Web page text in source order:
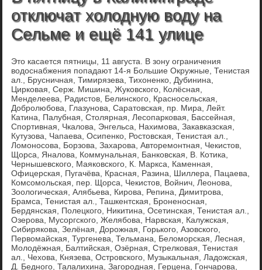
отключат холодную воду на
Сельме и ещё 141 улице
Это касается пятницы, 11 августа. В зону ограничения
водоснабжения попадают 14-я Большие Окружные, Тенистая
ал., Брусничная, Тимирязева, Тихоненко, Дубинина,
Цирковая, Серж. Мишина, Жуковского, Колёсная,
Менделеева, Радистов, Белинского, Красносельская,
Добролюбова, Глазунова, Саратовская, пр. Мира, Лейт.
Катина, Палубная, Столярная, Лесопарковая, Бассейная,
Спортивная, Чкалова, Энгельса, Нахимова, Закавказская,
Кутузова, Чапаева, Осипенко, Ростовская, Тенистая ал.,
Ломоносова, Борзова, Захарова, Авторемонтная, Чекистов,
Щорса, Яналова, Коммунальная, Банковская, В. Котика,
Чернышевского, Маяковского, К. Маркса, Каменная,
Офицерская, Пугачёва, Красная, Разина, Шиллера, Пацаева,
Комсомольская, пер. Щорса, Чекистов, Войнич, Леонова,
Зоологическая, Алябьева, Кирова, Репина, Димитрова,
Брамса, Тенистая ал., Ташкентская, Броненосная,
Бердянская, Полецкого, Никитина, Осетинская, Тенистая ал.,
Озерова, Мусоргского, Желябова, Нарвская, Калужская,
Сибирякова, Зелёная, Дорожная, Горького, Азовского,
Первомайская, Тургенева, Тельмана, Беломорская, Лесная,
Молодёжная, Балтийская, Озёрная, Стрелковая, Тенистая
ал., Чехова, Князева, Островского, Музыкальная, Ладожская,
Д. Бедного, Талалихина, Загородная, Герцена, Гончарова,